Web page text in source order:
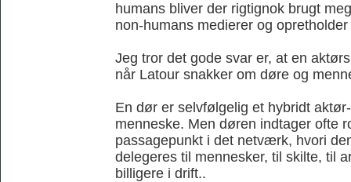
humans bliver der rigtignok brugt
non-humans medierer og
Jeg tror det gode svar er, at en
når Latour snakker om døre og
En dør er selvfølgelig et hybridt
menneske. Men døren indtager ofte
passagepunkt i det netværk, hvori
delegeres til mennesker, til skilte, til
billigere i drift..